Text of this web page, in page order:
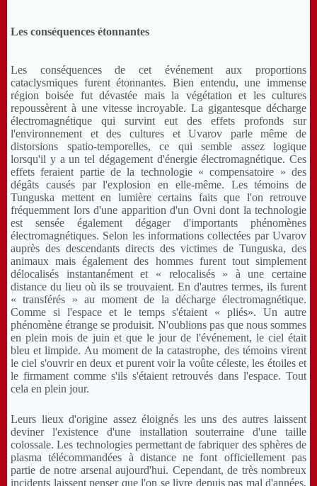
Les conséquences étonnantes
Les conséquences de cet événement aux proportions
cataclysmiques furent étonnantes. Bien entendu, une immense
région boisée fut dévastée mais la végétation et les cultures
repoussèrent à une vitesse incroyable. La gigantesque décharge
électromagnétique qui survint eut des effets profonds sur
l'environnement et des cultures et Uvarov parle même de
distorsions spatio-temporelles, ce qui semble assez logique
lorsqu'il y a un tel dégagement d'énergie électromagnétique. Ces
effets feraient partie de la technologie « compensatoire » des
dégâts causés par l'explosion en elle-même. Les témoins de
Tunguska mettent en lumière certains faits que l'on retrouve
fréquemment lors d'une apparition d'un Ovni dont la technologie
est sensée également dégager d'importants phénomènes
électromagnétiques. Selon les informations collectées par Uvarov
auprès des descendants directs des victimes de Tunguska, des
animaux mais également des hommes furent tout simplement
délocalisés instantanément et « relocalisés » à une certaine
distance du lieu où ils se trouvaient. En d'autres termes, ils furent
« transférés » au moment de la décharge électromagnétique.
Comme si l'espace et le temps s'étaient « pliés». Un autre
phénomène étrange se produisit. N'oublions pas que nous sommes
en plein mois de juin et que le jour de l'événement, le ciel était
bleu et limpide. Au moment de la catastrophe, des témoins virent
le ciel s'ouvrir en deux et purent voir la voûte céleste, les étoiles et
le firmament comme s'ils s'étaient retrouvés dans l'espace. Tout
cela en plein jour.
Leurs lieux d'origine assez éloignés les uns des autres laissent
deviner l'existence d'une installation souterraine d'une taille
colossale. Les technologies permettant de fabriquer des sphères de
plasma télécommandées à distance ne font officiellement pas
partie de notre arsenal aujourd'hui. Cependant, de très nombreux
incidents laissent penser que l'on se livre depuis pas mal d'années,